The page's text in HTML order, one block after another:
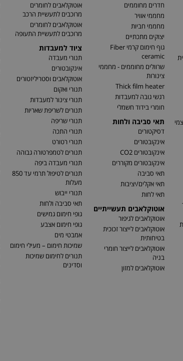
חדרים מחוממים
מחממי אוויר
מחממי חביות
יצוקים מתכתיים
גוף חימום קרמי Fiber
ceramic
שרוולים מחוממים - מחממי
צינורות
Thick film heater
רגשי גובה למעבדות
חומרי בידוד חשמלי
תאי סביבה ולחות
דסיקטורים
אינקובטורים
אינקובטורים CO2
אינקובטורים מקוררים
תאי סביבה
תאי אקלים/יציבות
תאי לחות
אוטוקלאבים תעשייתיים
אוטוקלאבים לגיפור
אוטוקלאבים לייצור זכוכית
בטיחותית
אוטוקלאבים לייצור חומרי
בניה
אוטוקלאבים למזון
אוטוקלאבים לחומרים
מרוכבים לתעשיית הרכב
אוטוקלאבים לחומרים
מרוכבים לתעשיית התעופה
ציוד למעבדות
תנורי מעבדה
אינקובטורים
אוטוקלאבים וסטריליזטורים
תנורי ואקום
תנורי צינור למעבדות
תנורים לשריפת שאריות
תנורי שריפה
תנורי התכה
תנורי רטורט
תנורים לטמפרטורה גבוהה
תנורי מעבדה ביפה
תנורים לטיפול תרמי עד 850
מעלות
תנורי ייבוש
תאי סביבה ולחות
גופי חימום גמישים
גופי חימום אצבע
אמבטי מים
שמיכות חימום – מעילי חימום
תנורים לחימום שמיכות
וסדינים